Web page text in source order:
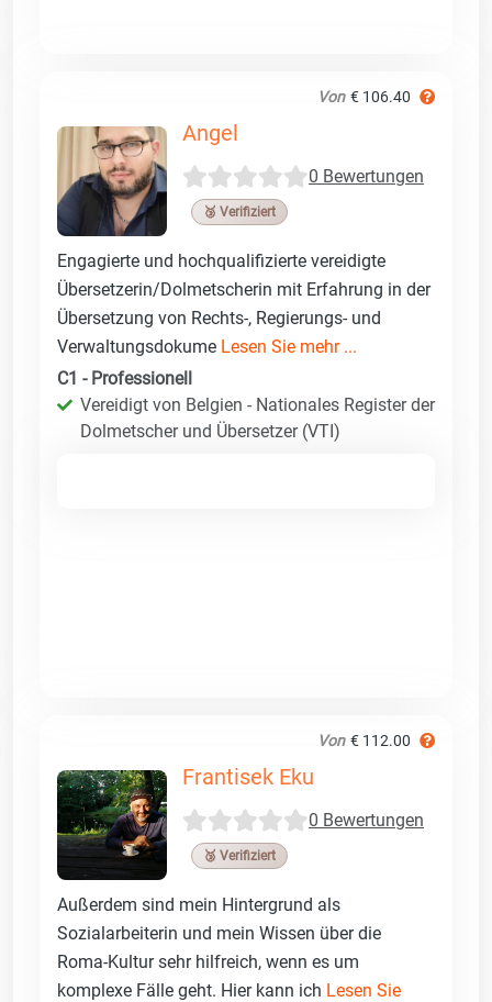
Von € 106.40
Angel
0 Bewertungen
🥉 Verifiziert
Engagierte und hochqualifizierte vereidigte
Übersetzerin/Dolmetscherin mit Erfahrung in der
Übersetzung von Rechts-, Regierungs- und
Verwaltungsdokume Lesen Sie mehr ...
C1 - Professionell
Vereidigt von Belgien - Nationales Register der
Dolmetscher und Übersetzer (VTI)
Von € 112.00
Frantisek Eku
0 Bewertungen
🥉 Verifiziert
Außerdem sind mein Hintergrund als
Sozialarbeiterin und mein Wissen über die
Roma-Kultur sehr hilfreich, wenn es um
komplexe Fälle geht. Hier kann ich Lesen Sie